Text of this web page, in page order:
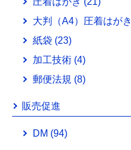
大判（A4）圧着はがき
紙袋 (23)
加工技術 (4)
郵便法規 (8)
販売促進
DM (94)